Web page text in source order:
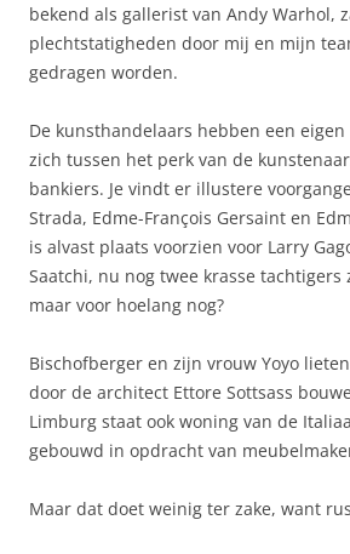
bekend als gallerist van Andy Warhol,
plechtstatigheden door mij en mijn
gedragen worden.
De kunsthandelaars hebben een
zich tussen het perk van de
bankiers. Je vindt er illustere
Strada, Edme-François Gersaint en
is alvast plaats voorzien voor Larry
Saatchi, nu nog twee krasse tachtigers
maar voor hoelang nog?
Bischofberger en zijn vrouw Yoyo
door de architect Ettore Sottsass
Limburg staat ook woning van de
gebouwd in opdracht van
Maar dat doet weinig ter zake, want